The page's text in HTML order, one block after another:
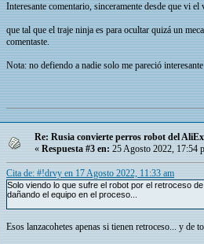
Interesante comentario, sinceramente desde que vi
que tal que el traje ninja es para ocultar quizá un
comentaste.
Nota: no defiendo a nadie solo me pareció interesante
Re: Rusia convierte perros robot del
« Respuesta #3 en: 25 Agosto 2022, 17:54
Cita de: #!drvy en 17 Agosto 2022, 11:33 am
Solo viendo lo que sufre el robot por el retroceso
dañando el equipo en el proceso...
Esos lanzacohetes apenas si tienen retroceso... y de